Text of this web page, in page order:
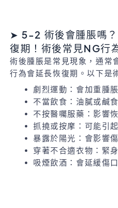
➤ 5-2 術後會腫脹嗎
復期！術後常見NG行
術後腫脹是常見現象，通常
行為會延長恢復期。以下是
劇烈運動：會加重腫
不當飲食：油膩或鹹
不按醫囑服藥：影響
抓撓或按摩：可能引
暴露於陽光：會影響
穿著不合適衣物：緊
吸煙飲酒：會延緩傷